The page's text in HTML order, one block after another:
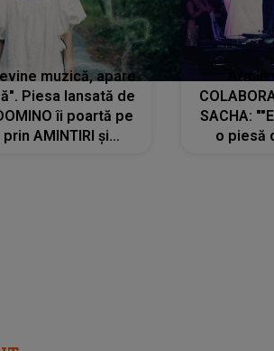
muzică, apare
Piesa lansată de
îi poartă pe
AMINTIRI și
SACHA:
o piesă